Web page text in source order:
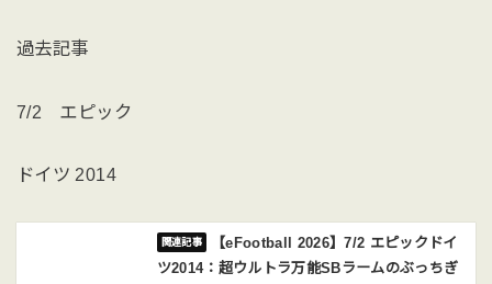
過去記事
7/2 エピック
ドイツ 2014
【eFootball 2026】7/2 エピックドイ
ツ2014：超ウルトラ万能SBラームのぶっちぎ